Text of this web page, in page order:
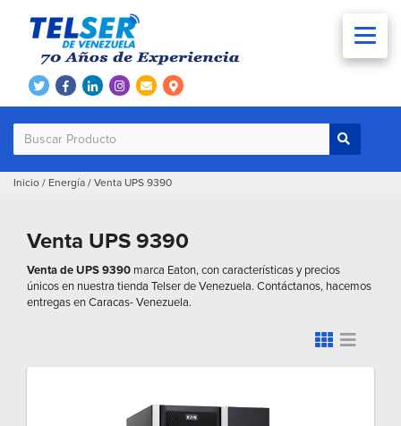
Inicio / Energía / Venta UPS 9390
Venta UPS 9390
Venta de UPS 9390 marca Eaton, con características y precios
únicos en nuestra tienda Telser de Venezuela. Contáctanos, hacemos
entregas en Caracas- Venezuela.